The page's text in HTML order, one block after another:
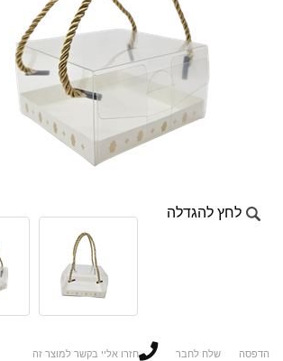
לחץ להגדלה
הדפסה שלח לחבר חזרו אליי בקשר למוצר זה